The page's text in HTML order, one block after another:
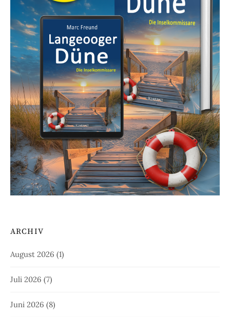
ARCHIV
August 2026 (1)
Juli 2026 (7)
Juni 2026 (8)